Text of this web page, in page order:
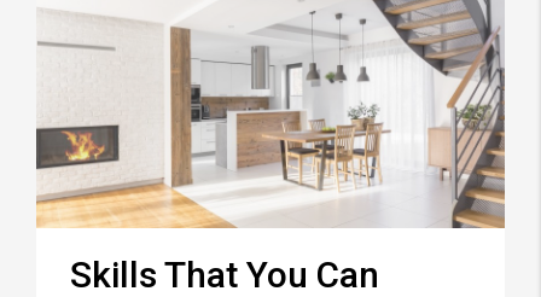
Skills That You Can